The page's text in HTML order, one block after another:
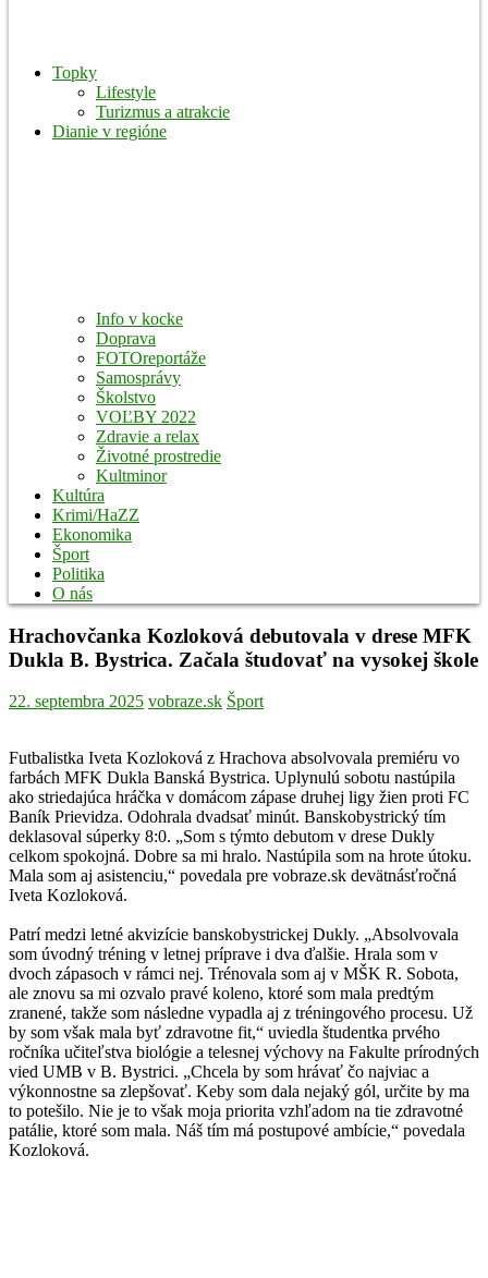
Topky
Lifestyle
Turizmus a atrakcie
Dianie v regióne
Info v kocke
Doprava
FOTOreportáže
Samosprávy
Školstvo
VOĽBY 2022
Zdravie a relax
Životné prostredie
Kultminor
Kultúra
Krimi/HaZZ
Ekonomika
Šport
Politika
O nás
Hrachovčanka Kozloková debutovala v drese MFK
Dukla B. Bystrica. Začala študovať na vysokej škole
22. septembra 2025 vobraze.sk Šport
Futbalistka Iveta Kozloková z Hrachova absolvovala premiéru vo
farbách MFK Dukla Banská Bystrica. Uplynulú sobotu nastúpila
ako striedajúca hráčka v domácom zápase druhej ligy žien proti FC
Baník Prievidza. Odohrala dvadsať minút. Banskobystrický tím
deklasoval súperky 8:0. „Som s týmto debutom v drese Dukly
celkom spokojná. Dobre sa mi hralo. Nastúpila som na hrote útoku.
Mala som aj asistenciu,“ povedala pre vobraze.sk devätnásťročná
Iveta Kozloková.
Patrí medzi letné akvizície banskobystrickej Dukly. „Absolvovala
som úvodný tréning v letnej príprave i dva ďalšie. Hrala som v
dvoch zápasoch v rámci nej. Trénovala som aj v MŠK R. Sobota,
ale znovu sa mi ozvalo pravé koleno, ktoré som mala predtým
zranené, takže som následne vypadla aj z tréningového procesu. Už
by som však mala byť zdravotne fit,“ uviedla študentka prvého
ročníka učiteľstva biológie a telesnej výchovy na Fakulte prírodných
vied UMB v B. Bystrici. „Chcela by som hrávať čo najviac a
výkonnostne sa zlepšovať. Keby som dala nejaký gól, určite by ma
to potešilo. Nie je to však moja priorita vzhľadom na tie zdravotné
patálie, ktoré som mala. Náš tím má postupové ambície,“ povedala
Kozloková.